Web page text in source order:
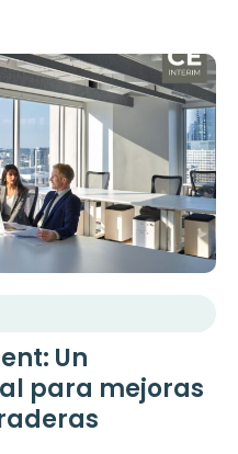
Un
para mejoras